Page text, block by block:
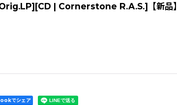
| Cornerstone R.A.S.]【新品】
でシェア